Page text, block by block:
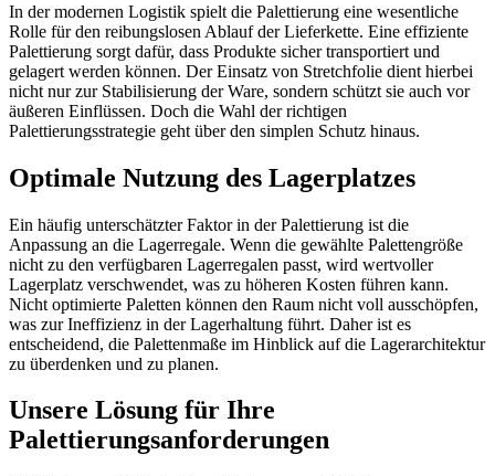
In der modernen Logistik spielt die Palettierung eine wesentliche
Rolle für den reibungslosen Ablauf der Lieferkette. Eine effiziente
Palettierung sorgt dafür, dass Produkte sicher transportiert und
gelagert werden können. Der Einsatz von Stretchfolie dient hierbei
nicht nur zur Stabilisierung der Ware, sondern schützt sie auch vor
äußeren Einflüssen. Doch die Wahl der richtigen
Palettierungsstrategie geht über den simplen Schutz hinaus.
Optimale Nutzung des Lagerplatzes
Ein häufig unterschätzter Faktor in der Palettierung ist die
Anpassung an die Lagerregale. Wenn die gewählte Palettengröße
nicht zu den verfügbaren Lagerregalen passt, wird wertvoller
Lagerplatz verschwendet, was zu höheren Kosten führen kann.
Nicht optimierte Paletten können den Raum nicht voll ausschöpfen,
was zur Ineffizienz in der Lagerhaltung führt. Daher ist es
entscheidend, die Palettenmaße im Hinblick auf die Lagerarchitektur
zu überdenken und zu planen.
Unsere Lösung für Ihre
Palettierungsanforderungen